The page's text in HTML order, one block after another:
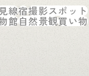
線宿撮影スポット
館自然景観買い物